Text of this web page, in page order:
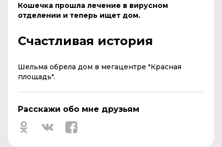
Кошечка прошла лечение в вирусном
отделении и теперь ищет дом.
Счастливая история
Шельма обрела дом в мегацентре "Красная
площадь".
Расскажи обо мне друзьям